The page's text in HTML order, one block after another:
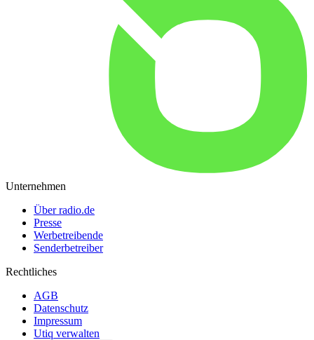
Unternehmen
Über radio.de
Presse
Werbetreibende
Senderbetreiber
Rechtliches
AGB
Datenschutz
Impressum
Utiq verwalten